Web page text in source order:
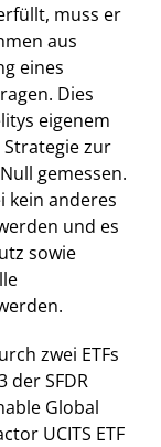
muss er
aus
eines
Dies
eigenem
zur
gemessen.
kein anderes
und es
sowie
zwei ETFs
der SFDR
Global
UCITS ETF